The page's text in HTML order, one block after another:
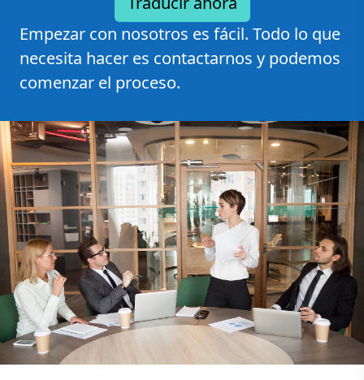
Empezar con nosotros es fácil. Todo lo que
necesita hacer es contactarnos y podemos
comenzar el proceso.